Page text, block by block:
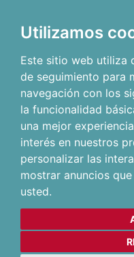
Utilizamos
Este sitio web utiliza
de seguimiento para
navegación con los
la funcionalidad
una mejor
interés en nuestros
personalizar las
mostrar anuncios
usted.